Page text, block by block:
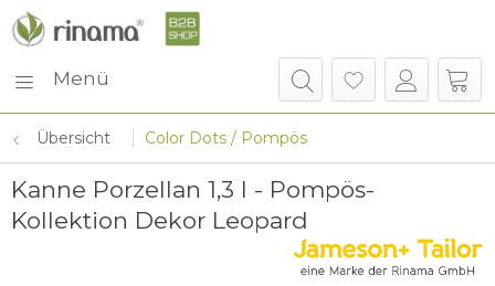
Menü
Übersicht Color Dots / Pompös
Kanne Porzellan 1,3 l - Pompös-
Kollektion Dekor Leopard